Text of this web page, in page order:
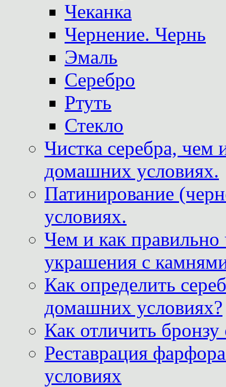
Чеканка
Чернение. Чернь
Эмаль
Серебро
Ртуть
Стекло
Чистка серебра, чем
домашних условиях.
Патинирование
условиях.
Чем и как
украшения с
Как определить
домашних условиях?
Как отличить
Реставрация
условиях